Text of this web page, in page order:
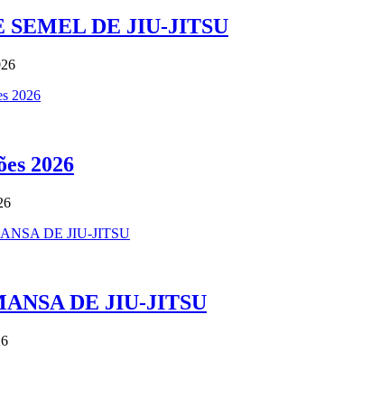
SEMEL DE JIU-JITSU
2026
DE JIU-JITSU